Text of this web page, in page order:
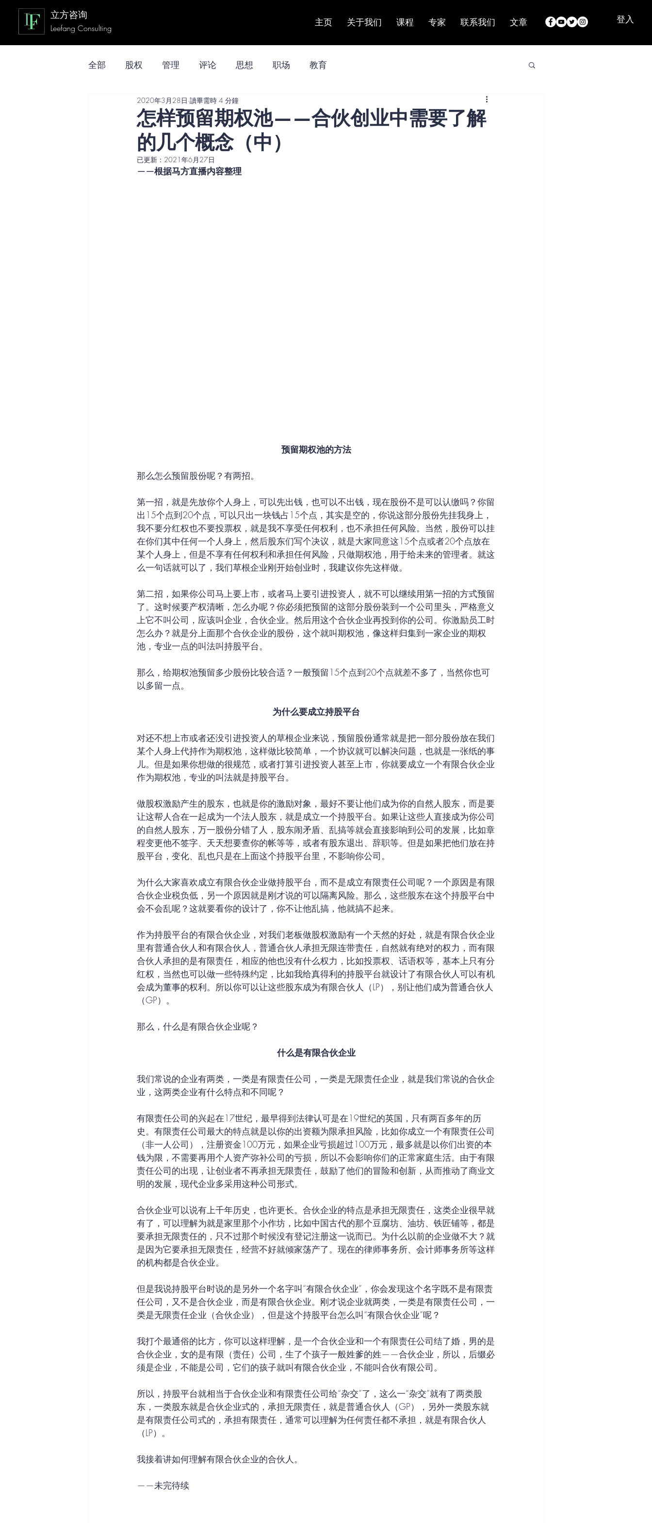
立方咨询
Leefang Consulting
主页 关于我们 课程 专家 联系我们 文章 登入
全部 股权 管理 评论 思想 职场 教育
怎样预留期权池——合伙创业中需要了解
的几个概念（中）
2020年3月28日 讀畢需時 4 分鐘
已更新： 2021年6月27日
——根据马方直播内容整理
预留期权池的方法
那么怎么预留股份呢？有两招。
第一招，就是先放你个人身上，可以先出钱，也可以不出钱，现在股份不是可以认缴吗？你留
出15个点到20个点，可以只出一块钱占15个点，其实是空的，你说这部分股份先挂我身上，
我不要分红权也不要投票权，就是我不享受任何权利，也不承担任何风险。当然，股份可以挂
在你们其中任何一个人身上，然后股东们写个决议，就是大家同意这15个点或者20个点放在
某个人身上，但是不享有任何权利和承担任何风险，只做期权池，用于给未来的管理者。就这
么一句话就可以了，我们草根企业刚开始创业时，我建议你先这样做。
第二招，如果你公司马上要上市，或者马上要引进投资人，就不可以继续用第一招的方式预留
了。这时候要产权清晰，怎么办呢？你必须把预留的这部分股份装到一个公司里头，严格意义
上它不叫公司，应该叫企业，合伙企业。然后用这个合伙企业再投到你的公司。你激励员工时
怎么办？就是分上面那个合伙企业的股份，这个就叫期权池，像这样归集到一家企业的期权
池，专业一点的叫法叫持股平台。
那么，给期权池预留多少股份比较合适？一般预留15个点到20个点就差不多了，当然你也可
以多留一点。
为什么要成立持股平台
对还不想上市或者还没引进投资人的草根企业来说，预留股份通常就是把一部分股份放在我们
某个人身上代持作为期权池，这样做比较简单，一个协议就可以解决问题，也就是一张纸的事
儿。但是如果你想做的很规范，或者打算引进投资人甚至上市，你就要成立一个有限合伙企业
作为期权池，专业的叫法就是持股平台。
做股权激励产生的股东，也就是你的激励对象，最好不要让他们成为你的自然人股东，而是要
让这帮人合在一起成为一个法人股东，就是成立一个持股平台。如果让这些人直接成为你公司
的自然人股东，万一股份分错了人，股东闹矛盾、乱搞等就会直接影响到公司的发展，比如章
程变更他不签字、天天想要查你的帐等等，或者有股东退出、辞职等。但是如果把他们放在持
股平台，变化、乱也只是在上面这个持股平台里，不影响你公司。
为什么大家喜欢成立有限合伙企业做持股平台，而不是成立有限责任公司呢？一个原因是有限
合伙企业税负低，另一个原因就是刚才说的可以隔离风险。那么，这些股东在这个持股平台中
会不会乱呢？这就要看你的设计了，你不让他乱搞，他就搞不起来。
作为持股平台的有限合伙企业，对我们老板做股权激励有一个天然的好处，就是有限合伙企业
里有普通合伙人和有限合伙人，普通合伙人承担无限连带责任，自然就有绝对的权力，而有限
合伙人承担的是有限责任，相应的他也没有什么权力，比如投票权、话语权等，基本上只有分
红权，当然也可以做一些特殊约定，比如我给真得利的持股平台就设计了有限合伙人可以有机
会成为董事的权利。所以你可以让这些股东成为有限合伙人（LP），别让他们成为普通合伙人
（GP）。
那么，什么是有限合伙企业呢？
什么是有限合伙企业
我们常说的企业有两类，一类是有限责任公司，一类是无限责任企业，就是我们常说的合伙企
业，这两类企业有什么特点和不同呢？
有限责任公司的兴起在17世纪，最早得到法律认可是在19世纪的英国，只有两百多年的历
史。有限责任公司最大的特点就是以你的出资额为限承担风险，比如你成立一个有限责任公司
（非一人公司），注册资金100万元，如果企业亏损超过100万元，最多就是以你们出资的本
钱为限，不需要再用个人资产弥补公司的亏损，所以不会影响你们的正常家庭生活。由于有限
责任公司的出现，让创业者不再承担无限责任，鼓励了他们的冒险和创新，从而推动了商业文
明的发展，现代企业多采用这种公司形式。
合伙企业可以说有上千年历史，也许更长。合伙企业的特点是承担无限责任，这类企业很早就
有了，可以理解为就是家里那个小作坊，比如中国古代的那个豆腐坊、油坊、铁匠铺等，都是
要承担无限责任的，只不过那个时候没有登记注册这一说而已。为什么以前的企业做不大？就
是因为它要承担无限责任，经营不好就倾家荡产了。现在的律师事务所、会计师事务所等这样
的机构都是合伙企业。
但是我说持股平台时说的是另外一个名字叫“有限合伙企业”，你会发现这个名字既不是有限责
任公司，又不是合伙企业，而是有限合伙企业。刚才说企业就两类，一类是有限责任公司，一
类是无限责任企业（合伙企业），但是这个持股平台怎么叫“有限合伙企业”呢？
我打个最通俗的比方，你可以这样理解，是一个合伙企业和一个有限责任公司结了婚，男的是
合伙企业，女的是有限（责任）公司，生了个孩子一般姓爹的姓——合伙企业，所以，后缀必
须是企业，不能是公司，它们的孩子就叫有限合伙企业，不能叫合伙有限公司。
所以，持股平台就相当于合伙企业和有限责任公司给“杂交”了，这么一“杂交”就有了两类股
东，一类股东就是合伙企业式的，承担无限责任，就是普通合伙人（GP），另外一类股东就
是有限责任公司式的，承担有限责任，通常可以理解为任何责任都不承担，就是有限合伙人
（LP）。
我接着讲如何理解有限合伙企业的合伙人。
——未完待续